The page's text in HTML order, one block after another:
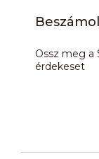
Ossz meg a
érdekeset